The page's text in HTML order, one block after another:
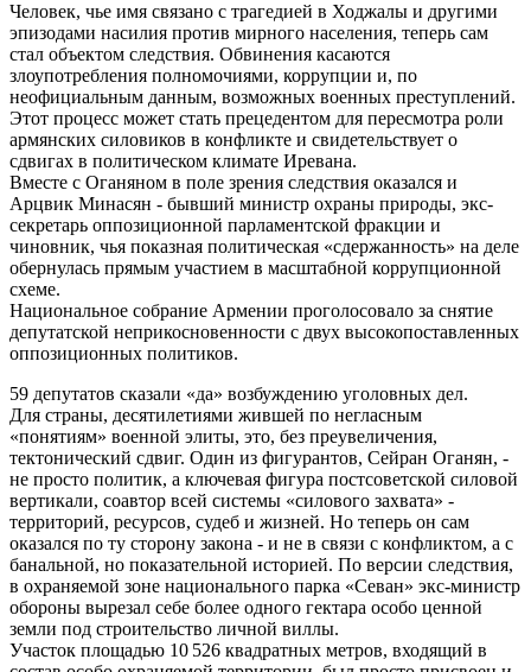
Человек, чье имя связано с трагедией в Ходжалы и другими
эпизодами насилия против мирного населения, теперь сам
стал объектом следствия. Обвинения касаются
злоупотребления полномочиями, коррупции и, по
неофициальным данным, возможных военных преступлений.
Этот процесс может стать прецедентом для пересмотра роли
армянских силовиков в конфликте и свидетельствует о
сдвигах в политическом климате Иревана.
Вместе с Оганяном в поле зрения следствия оказался и
Арцвик Минасян - бывший министр охраны природы, экс-
секретарь оппозиционной парламентской фракции и
чиновник, чья показная политическая «сдержанность» на деле
обернулась прямым участием в масштабной коррупционной
схеме.
Национальное собрание Армении проголосовало за снятие
депутатской неприкосновенности с двух высокопоставленных
оппозиционных политиков.
59 депутатов сказали «да» возбуждению уголовных дел.
Для страны, десятилетиями жившей по негласным
«понятиям» военной элиты, это, без преувеличения,
тектонический сдвиг. Один из фигурантов, Сейран Оганян, -
не просто политик, а ключевая фигура постсоветской силовой
вертикали, соавтор всей системы «силового захвата» -
территорий, ресурсов, судеб и жизней. Но теперь он сам
оказался по ту сторону закона - и не в связи с конфликтом, а с
банальной, но показательной историей. По версии следствия,
в охраняемой зоне национального парка «Севан» экс-министр
обороны вырезал себе более одного гектара особо ценной
земли под строительство личной виллы.
Участок площадью 10 526 квадратных метров, входящий в